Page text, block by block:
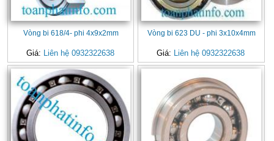
Vòng bi 618/4- phi 4x9x2mm
Giá: Liên hệ 0932322638
Vòng bi 623 DU - phi 3x10x4mm
Giá: Liên hệ 0932322638